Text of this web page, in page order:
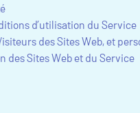
d’utilisation du Service
des Sites Web, et
des Sites Web et du Service